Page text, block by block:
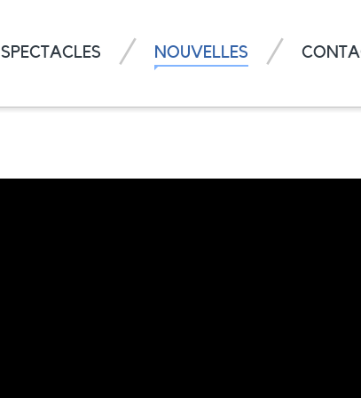
SPECTACLES NOUVELLES